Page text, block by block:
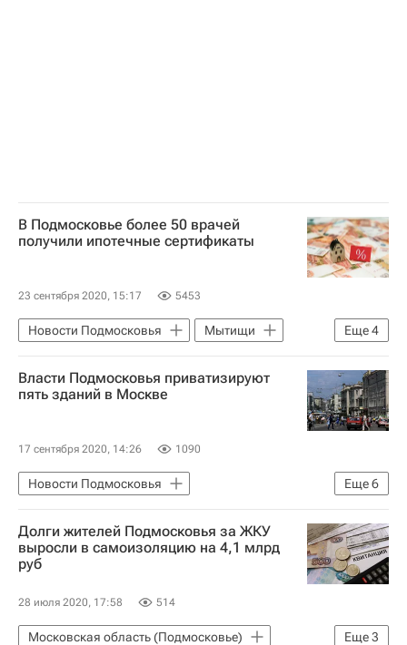
В Подмосковье более 50 врачей
получили ипотечные сертификаты
23 сентября 2020, 15:17 5453
Еще4
Новости Подмосковья
Мытищи
Красногорск
Балашиха
Жилье
Ипотека
Власти Подмосковья приватизируют
пять зданий в Москве
17 сентября 2020, 14:26 1090
Еще6
Новости Подмосковья
Московская область (Подмосковье)
Москва
Московская областная дума
Красногорск
Коммерческая недвижимость
Приватизация
Долги жителей Подмосковья за ЖКУ
выросли в самоизоляцию на 4,1 млрд
руб
28 июля 2020, 17:58 514
Еще3
Московская область (Подмосковье)